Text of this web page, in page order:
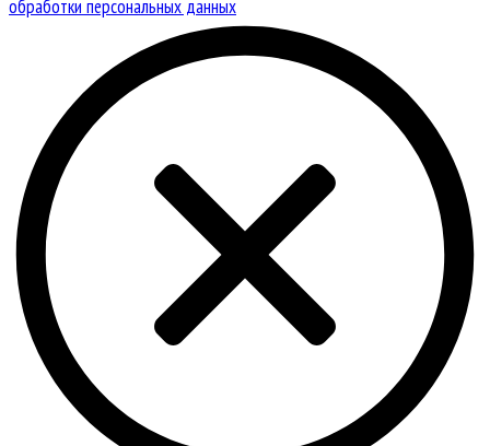
обработки персональных данных